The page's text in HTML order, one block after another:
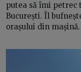
putea să îmi
București. Îl
orașului din mașină.